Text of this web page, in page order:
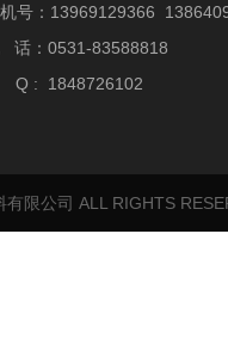
号：13969129366
话：0531-83588818
Q : 1848726102
限公司 ALL RIGHTS